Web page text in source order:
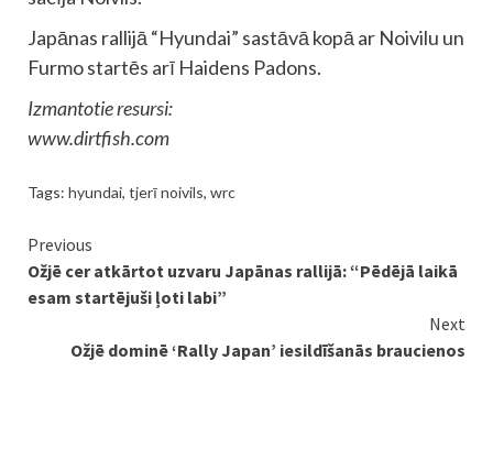
Japānas rallijā “Hyundai” sastāvā kopā ar Noivilu un
Furmo startēs arī Haidens Padons.
Izmantotie resursi:
www.dirtfish.com
Tags: hyundai, tjerī noivils, wrc
Continue
Reading
Previous
Ožjē cer atkārtot uzvaru Japānas rallijā: “Pēdējā laikā
esam startējuši ļoti labi”
Next
Ožjē dominē ‘Rally Japan’ iesildīšanās braucienos